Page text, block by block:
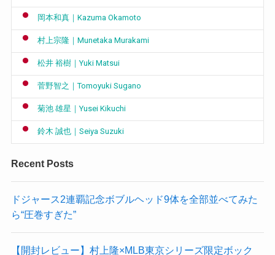
岡本和真｜Kazuma Okamoto
村上宗隆｜Munetaka Murakami
松井 裕樹｜Yuki Matsui
菅野智之｜Tomoyuki Sugano
菊池 雄星｜Yusei Kikuchi
鈴木 誠也｜Seiya Suzuki
Recent Posts
ドジャース2連覇記念ボブルヘッド9体を全部並べてみた
ら“圧巻すぎた”
【開封レビュー】村上隆×MLB東京シリーズ限定ボック